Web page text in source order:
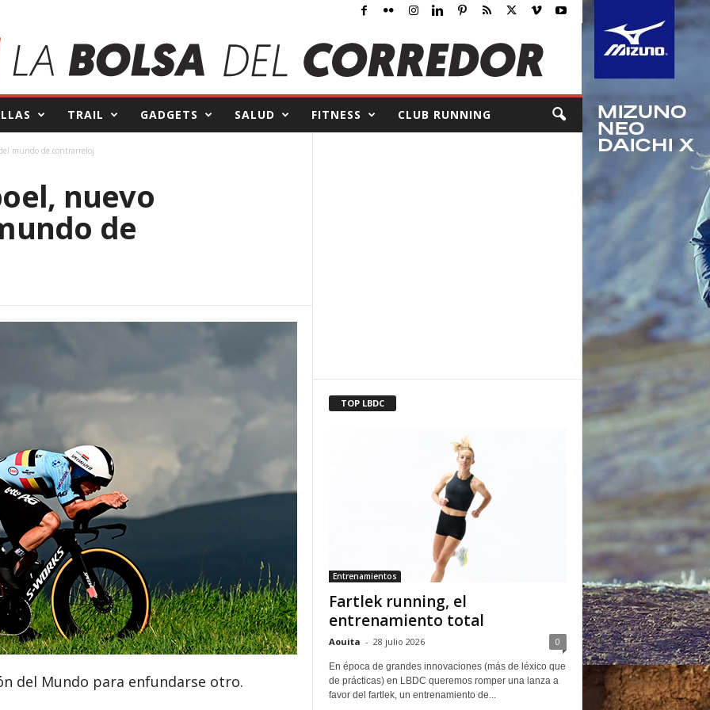
TRAIL GADGETS SALUD FITNESS CLUB RUNNING
mundo de contrarreloj
nuevo
de
del Mundo para enfundarse otro.
TOP LBDC
Entrenamientos
Fartlek running, el
entrenamiento total
Aouita - 28 julio 2026 0
En época de grandes innovaciones (más de léxico que
de prácticas) en LBDC queremos romper una lanza a
favor del fartlek, un entrenamiento de...